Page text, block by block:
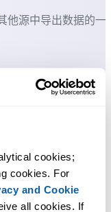
cookies;
cookies. For
and Cookie
all cookies. If
他源中导出数据的一
用户后来都会每天使